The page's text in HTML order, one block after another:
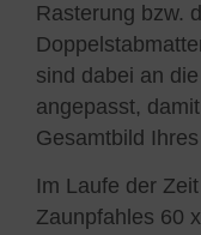
Rasterung bzw.
sind dabei an
angepasst,
Gesamtbild
Im Laufe der
Zaunpfahles 60